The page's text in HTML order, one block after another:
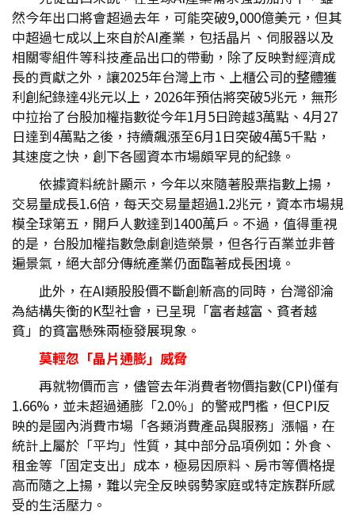
然今年出口將會超過去年，可能突破9,000億美元，但其
中超過七成以上來自於AI產業，包括晶片、伺服器以及
相關零組件等科技產品出口的帶動，除了反映對經濟成
長的貢獻之外，讓2025年台灣上市、上櫃公司的整體獲
利創紀錄達4兆元以上，2026年預估將突破5兆元，無形
中拉抬了台股加權指數從今年1月5日跨越3萬點、4月27
日達到4萬點之後，持續飆漲至6月1日突破4萬5千點，
其速度之快，創下各國資本市場頗罕見的紀錄。
依據資料統計顯示，今年以來隨著股票指數上揚，
交易量成長1.6倍，每天交易量超過1.2兆元，資本市場規
模全球第五，開戶人數達到1400萬戶。不過，值得重視
的是，台股加權指數急劇創造榮景，但各行百業並非普
遍景氣，絕大部分傳統產業仍面臨著成長困境。
此外，在AI類股股價不斷創新高的同時，台灣卻淪
為結構失衡的K型社會，已呈現「富者越富、貧者越
貧」的貧富懸殊兩極發展現象。
莫輕忽「晶片通膨」威脅
再就物價而言，儘管去年消費者物價指數(CPI)僅有
1.66%，並未超過通膨「2.0％」的警戒門檻，但CPI反
映的是國內消費市場「各類消費產品與服務」漲幅，在
統計上屬於「平均」性質，其中部分品項例如：外食、
租金等「固定支出」成本，極易因原料、房市等價格提
高而隨之上揚，難以完全反映弱勢家庭或特定族群所感
受的生活壓力。